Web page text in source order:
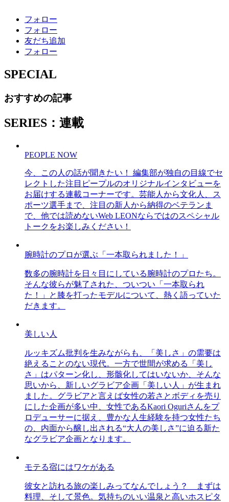
フォロー
フォロー
友だち追加
フォロー
SPECIAL
おすすめの記事
SERIES：連載
PEOPLE NOW
今、この人の話が聞きたい！ 編集部が独自の目線でセ
レクトした注目ピープルのオリジナルインタビューを
お届けする連載コーナーです。芸能人から文化人、ス
ポーツ選手まで、注目の新人から納得のベテランま
で、他では読めないWeb LEONならではのスペシャル
トークをお楽しみください！
腕時計のプロが選ぶ「一本取られました！」
数多の腕時計を日々目にしている腕時計のプロたち。
そんな彼らが魅了された、ついつい「一本取られ
た！」と膝を打ったモデルについて、熱く語っていた
だきます。
美しい人
ルッキズム批判を生みながらも、「美しさ」の需要は
絶えることのない現代。一方で世間が求める「美し
さ」はパターン化し、形骸化してはいないか、そんな
思いから、新しいグラビア企画「美しい人」が生まれ
ました。グラビアと言えば女性の若さとボディを売り
にした企画が多い中、女性であるKaori Oguriさんをプ
ロデューサーに据え、豊かな人生経験を持つ女性たち
の、内面から醸し出される“大人の美しさ”に迫る新た
なグラビア企画となります。
モテる宿にはワケがある
彼女と訪れる旅の楽しみってなんでしょう？ まずは
料理、そして景色。気持ちのいい温泉と高いホスピタ